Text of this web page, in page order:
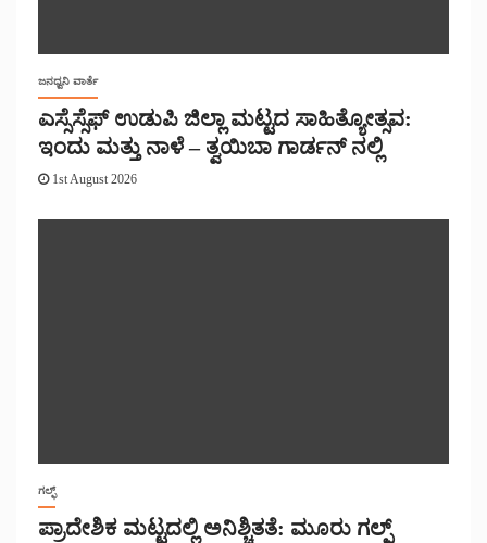
ಜನಧ್ವನಿ ವಾರ್ತೆ
ಎಸ್ಸೆಸ್ಸೆಫ್ ಉಡುಪಿ ಜಿಲ್ಲಾ ಮಟ್ಟದ ಸಾಹಿತ್ಯೋತ್ಸವ:
ಇಂದು ಮತ್ತು ನಾಳೆ – ತ್ವಯಿಬಾ ಗಾರ್ಡನ್ ನಲ್ಲಿ
1st August 2026
ಗಲ್ಫ್
ಪ್ರಾದೇಶಿಕ ಮಟ್ಟದಲ್ಲಿ ಅನಿಶ್ಚಿತತೆ: ಮೂರು ಗಲ್ಫ್